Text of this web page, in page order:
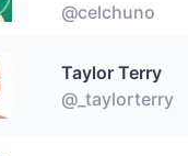
@celchuno
Taylor Terry
@_taylorterry